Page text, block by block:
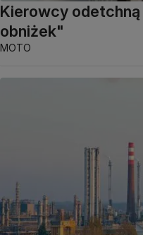
Kierowcy
obniżek"
MOTO